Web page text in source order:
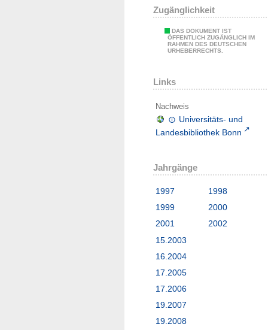
Zugänglichkeit
DAS DOKUMENT IST
ÖFFENTLICH ZUGÄNGLICH IM
RAHMEN DES DEUTSCHEN
URHEBERRECHTS.
Links
Nachweis
Universitäts- und
Landesbibliothek Bonn
Jahrgänge
1997
1998
1999
2000
2001
2002
15.2003
16.2004
17.2005
17.2006
19.2007
19.2008